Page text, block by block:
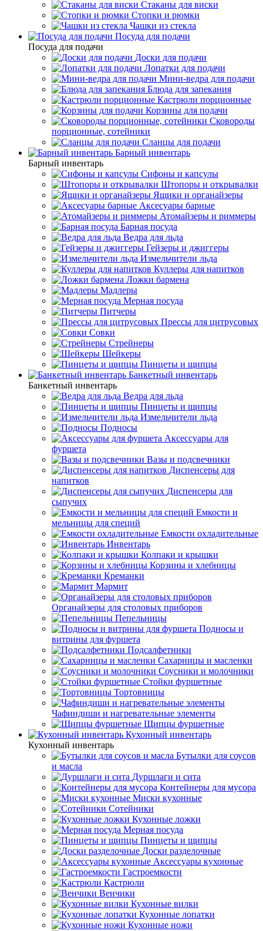
Стаканы для виски
Стопки и рюмки
Чашки из стекла
Посуда для подачи
Посуда для подачи
Доски для подачи
Лопатки для подачи
Мини-ведра для подачи
Блюда для запекания
Кастрюли порционные
Корзины для подачи
Сковороды
порционные, сотейники
Сланцы для подачи
Барный инвентарь
Барный инвентарь
Сифоны и капсулы
Штопоры и открывалки
Ящики и органайзеры
Аксесуары барные
Атомайзеры и риммеры
Барная посуда
Ведра для льда
Гейзеры и джиггеры
Измельчители льда
Куллеры для напитков
Ложки бармена
Мадлеры
Мерная посуда
Питчеры
Прессы для цитрусовых
Совки
Стрейнеры
Шейкеры
Пинцеты и щипцы
Банкетный инвентарь
Банкетный инвентарь
Ведра для льда
Пинцеты и щипцы
Измельчители льда
Подносы
Аксессуары для
фуршета
Вазы и подсвечники
Диспенсеры для
напитков
Диспенсеры для
сыпучих
Емкости и
мельницы для специй
Емкости охладительные
Инвентарь
Колпаки и крышки
Корзины и хлебницы
Креманки
Мармит
Органайзеры для столовых приборов
Пепельницы
Подносы и
витрины для фуршета
Подсалфетники
Сахарницы и масленки
Соусники и молочники
Стойки фуршетные
Тортовницы
Чафиндиши и нагревательные элементы
Щипцы фуршетные
Кухонный инвентарь
Кухонный инвентарь
Бутылки для соусов
и масла
Дуршлаги и сита
Контейнеры для мусора
Миски кухонные
Сотейники
Кухонные ложки
Мерная посуда
Пинцеты и щипцы
Доски разделочные
Аксессуары кухонные
Гастроемкости
Кастрюли
Венчики
Кухонные вилки
Кухонные лопатки
Кухонные ножи